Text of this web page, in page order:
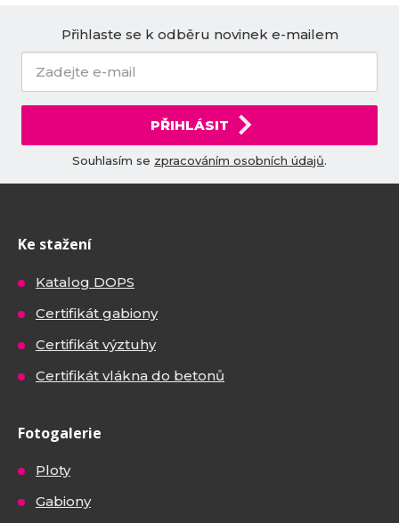
Přihlaste se k odběru novinek e-mailem
PŘIHLÁSIT
Souhlasím se zpracováním osobních údajů.
Ke stažení
Katalog DOPS
Certifikát gabiony
Certifikát výztuhy
Certifikát vlákna do betonů
Fotogalerie
Ploty
Gabiony